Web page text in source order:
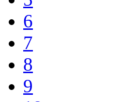
6
7
8
9